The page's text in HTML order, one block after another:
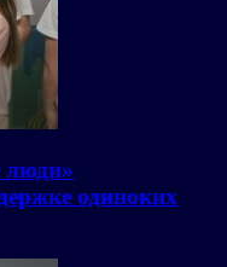
люди»
одиноких